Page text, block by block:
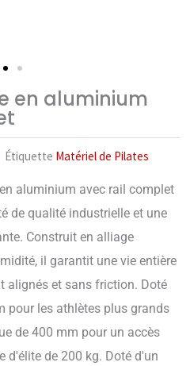
en aluminium
Étiquette Matériel de Pilates
aluminium avec rail complet
de qualité industrielle et une
Construit en alliage
il garantit une vie entière
alignés et sans friction. Doté
pour les athlètes plus grands
de 400 mm pour un accès
d'élite de 200 kg. Doté d'un